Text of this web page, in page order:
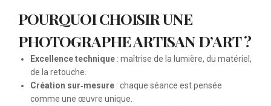
POURQUOI CHOISIR UNE
PHOTOGRAPHE ARTISAN D’ART ?
Excellence technique : maîtrise de la lumière, du matériel,
de la retouche.
Création sur‑mesure : chaque séance est pensée
comme une œuvre unique.